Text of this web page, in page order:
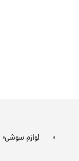
لوازم سوشی